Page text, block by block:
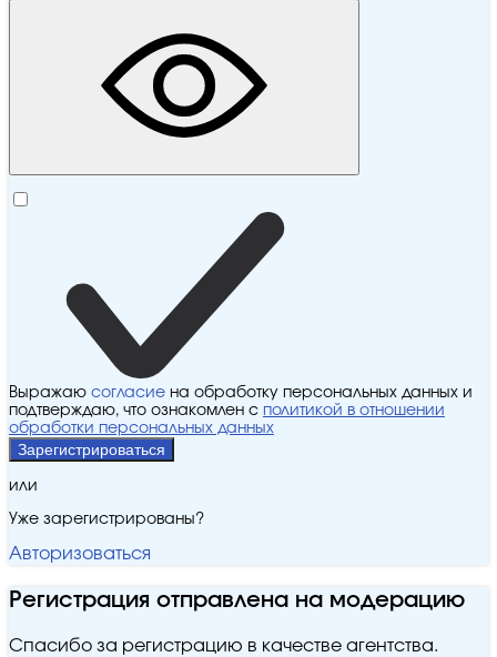
Выражаю согласие на обработку персональных данных и
подтверждаю, что ознакомлен с политикой в отношении
обработки персональных данных
Зарегистрироваться
или
Уже зарегистрированы?
Авторизоваться
Регистрация отправлена на модерацию
Спасибо за регистрацию в качестве агентства.